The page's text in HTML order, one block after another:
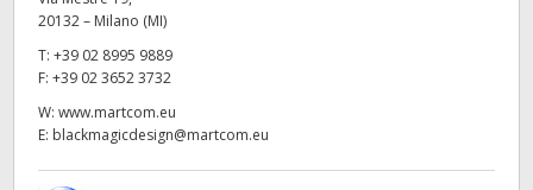
Singapore
South Africa
Spain
Sweden
20132 – Milano (MI)
T: +39 02 8995 9889
F: +39 02 3652 3732
W: www.martcom.eu
E: blackmagicdesign@martcom.eu